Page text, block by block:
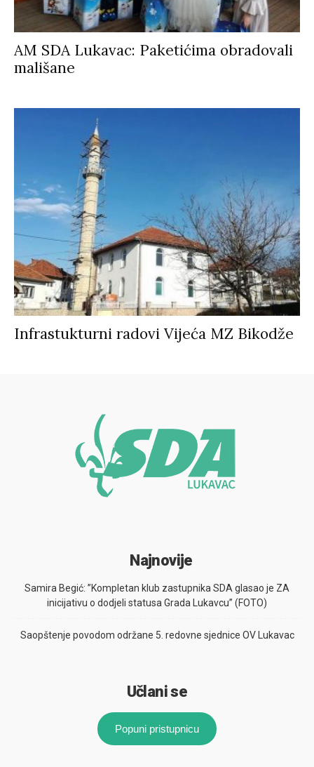
AM SDA Lukavac: Paketićima obradovali
mališane
Infrastukturni radovi Vijeća MZ Bikodže
Najnovije
Samira Begić: ”Kompletan klub zastupnika SDA glasao je ZA
inicijativu o dodjeli statusa Grada Lukavcu” (FOTO)
Saopštenje povodom održane 5. redovne sjednice OV Lukavac
Učlani se
Popuni pristupnicu